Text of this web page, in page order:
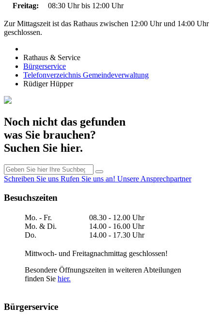
Freitag: 08:30 Uhr bis 12:00 Uhr
Zur Mittagszeit ist das Rathaus zwischen 12:00 Uhr und 14:00 Uhr
geschlossen.
Rathaus & Service
Bürgerservice
Telefonverzeichnis Gemeindeverwaltung
Rüdiger Hüpper
Noch nicht das gefunden
was Sie brauchen?
Suchen Sie hier.
Schreiben Sie uns Rufen Sie uns an! Unsere Ansprechpartner
Besuchszeiten
Mo. - Fr.
Mo. & Di.
Do.
08.30 - 12.00 Uhr
14.00 - 16.00 Uhr
14.00 - 17.30 Uhr
Mittwoch- und Freitagnachmittag geschlossen!
Besondere Öffnungszeiten in weiteren Abteilungen
finden Sie hier.
Bürgerservice